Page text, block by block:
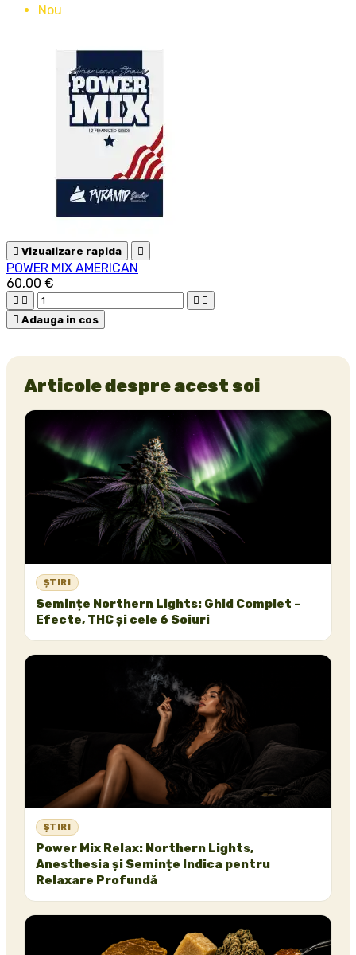
Nou
 Vizualizare rapida 
POWER MIX AMERICAN
60,00 €
   
 Adauga in cos
Articole despre acest soi
ȘTIRI
Semințe Northern Lights: Ghid Complet –
Efecte, THC și cele 6 Soiuri
ȘTIRI
Power Mix Relax: Northern Lights,
Anesthesia și Semințe Indica pentru
Relaxare Profundă